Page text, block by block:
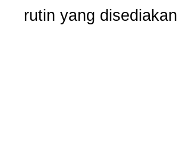
rutin yang disediakan